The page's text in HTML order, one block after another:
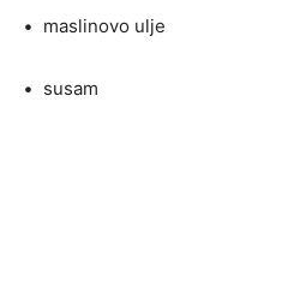
• maslinovo ulje
• susam